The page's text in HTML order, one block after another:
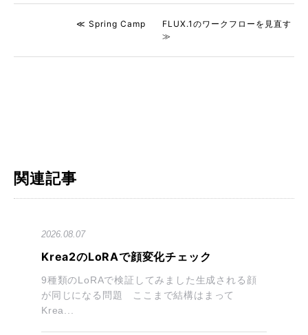
≪ Spring Camp
FLUX.1のワークフローを見直す
≫
関連記事
2026.08.07
Krea2のLoRAで顔変化チェック
9種類のLoRAで検証してみました生成される顔
が同じになる問題 ここまで結構はまって
Krea...